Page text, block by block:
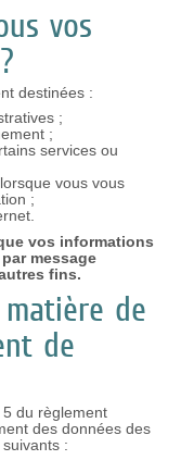
vos
destinées :
;
;
services ou
vous vous
;
vos informations
message
fins.
de
de
5 du règlement
des données des
: